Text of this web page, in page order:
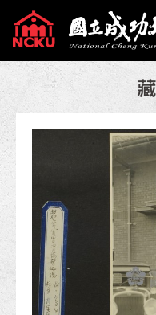
跳到主要內容
國立成
網頁導覽